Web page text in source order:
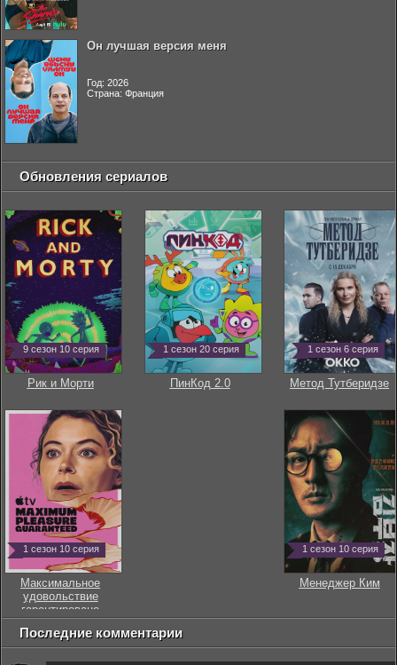
Он лучшая версия меня
Год: 2026
Страна: Франция
Обновления сериалов
9 сезон 10 серия
Рик и Морти
1 сезон 20 серия
ПинКод 2.0
1 сезон 6 серия
Метод Тутберидзе
1 сезон 10 серия
Максимальное
удовольствие
гарантировано
1 сезон 10 серия
Менеджер Ким
Последние комментарии